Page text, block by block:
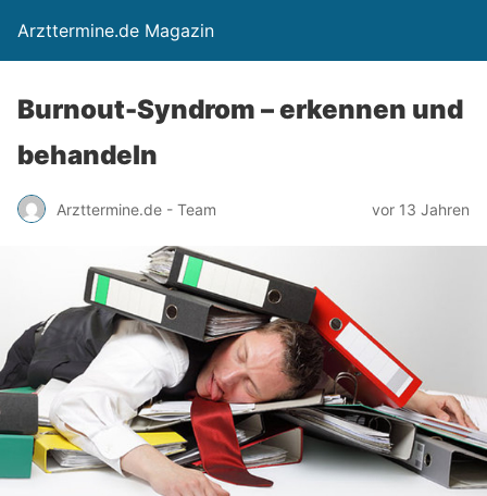
Arzttermine.de Magazin
Burnout-Syndrom – erkennen und
behandeln
Arzttermine.de - Team vor 13 Jahren